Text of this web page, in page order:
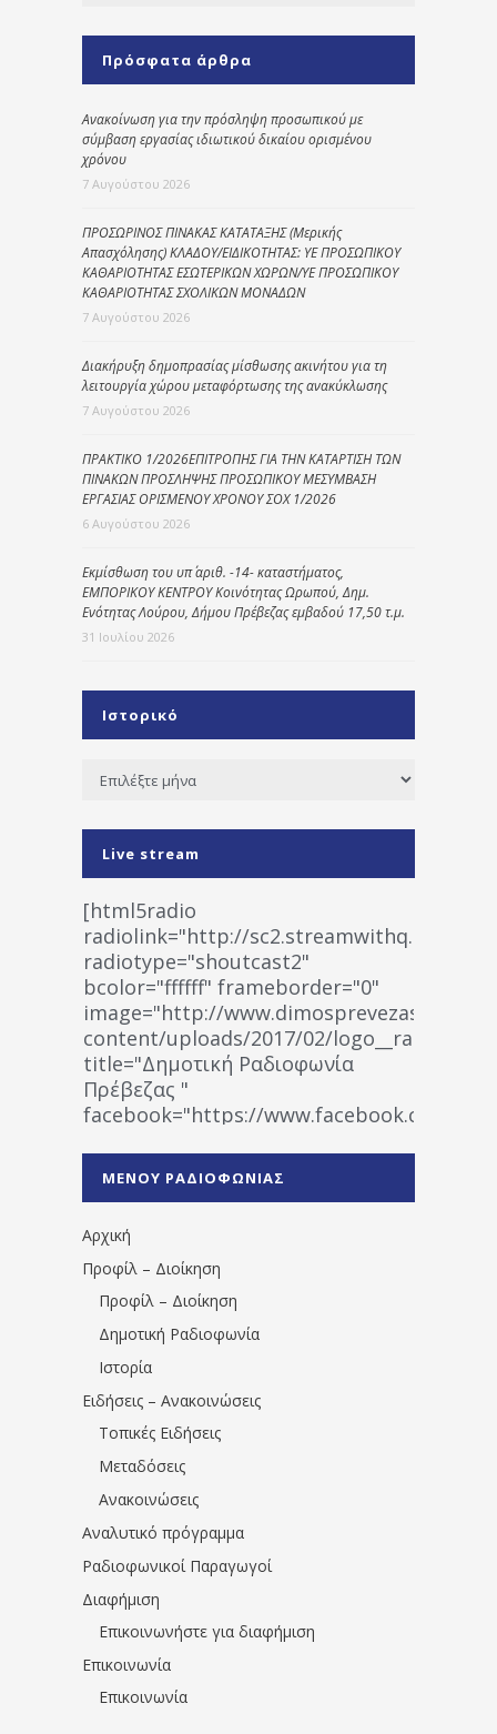
Πρόσφατα άρθρα
Ανακοίνωση για την πρόσληψη προσωπικού με
σύμβαση εργασίας ιδιωτικού δικαίου ορισμένου
χρόνου
7 Αυγούστου 2026
ΠΡΟΣΩΡΙΝΟΣ ΠΙΝΑΚΑΣ ΚΑΤΑΤΑΞΗΣ (Μερικής
Απασχόλησης) ΚΛΑΔΟΥ/ΕΙΔΙΚΟΤΗΤΑΣ: ΥΕ ΠΡΟΣΩΠΙΚΟΥ
ΚΑΘΑΡΙΟΤΗΤΑΣ ΕΣΩΤΕΡΙΚΩΝ ΧΩΡΩΝ/ΥΕ ΠΡΟΣΩΠΙΚΟΥ
ΚΑΘΑΡΙΟΤΗΤΑΣ ΣΧΟΛΙΚΩΝ ΜΟΝΑΔΩΝ
7 Αυγούστου 2026
Διακήρυξη δημοπρασίας μίσθωσης ακινήτου για τη
λειτουργία χώρου μεταφόρτωσης της ανακύκλωσης
7 Αυγούστου 2026
ΠΡΑΚΤΙΚΟ 1/2026ΕΠΙΤΡΟΠΗΣ ΓΙΑ ΤΗΝ ΚΑΤΑΡΤΙΣΗ ΤΩΝ
ΠΙΝΑΚΩΝ ΠΡΟΣΛΗΨΗΣ ΠΡΟΣΩΠΙΚΟΥ ΜΕΣΥΜΒΑΣΗ
ΕΡΓΑΣΙΑΣ ΟΡΙΣΜΕΝΟΥ ΧΡΟΝΟΥ ΣΟΧ 1/2026
6 Αυγούστου 2026
Εκμίσθωση του υπ΄ αριθ. -14- καταστήματος,
ΕΜΠΟΡΙΚΟΥ ΚΕΝΤΡΟΥ Κοινότητας Ωρωπού, Δημ.
Ενότητας Λούρου, Δήμου Πρέβεζας εμβαδού 17,50 τ.μ.
31 Ιουλίου 2026
Ιστορικό
Ιστορικό
Live stream
[html5radio
radiolink="http://
radiotype="shoutcast2"
bcolor="ffffff" frameborder="0"
image="http://www.dimosprevezas.gr/wp-
content/uploads/2017/02/
title="Δημοτική Ραδιοφωνία
Πρέβεζας "
facebook="https://www.facebook.com/
1531194763766854/" artist="" ]
ΜΕΝΟΥ ΡΑΔΙΟΦΩΝΙΑΣ
Αρχική
Προφίλ – Διοίκηση
Προφίλ – Διοίκηση
Δημοτική Ραδιοφωνία
Ιστορία
Ειδήσεις – Ανακοινώσεις
Τοπικές Ειδήσεις
Μεταδόσεις
Ανακοινώσεις
Αναλυτικό πρόγραμμα
Ραδιοφωνικοί Παραγωγοί
Διαφήμιση
Επικοινωνήστε για διαφήμιση
Επικοινωνία
Επικοινωνία